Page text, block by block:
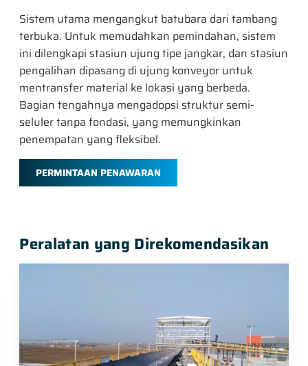
Sistem utama mengangkut batubara dari tambang
terbuka. Untuk memudahkan pemindahan, sistem
ini dilengkapi stasiun ujung tipe jangkar, dan stasiun
pengalihan dipasang di ujung konveyor untuk
mentransfer material ke lokasi yang berbeda.
Bagian tengahnya mengadopsi struktur semi-
seluler tanpa fondasi, yang memungkinkan
penempatan yang fleksibel.
PERMINTAAN PENAWARAN
Peralatan yang Direkomendasikan